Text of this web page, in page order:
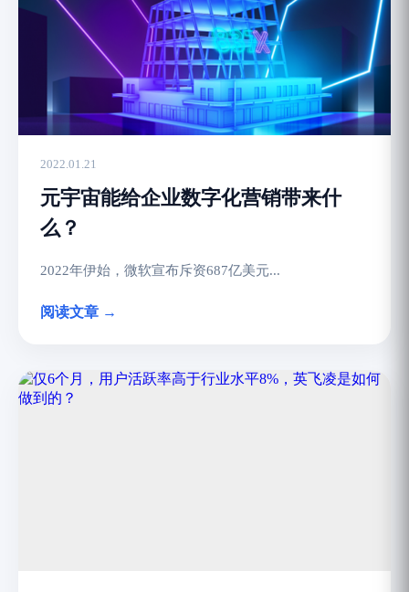
2022.01.21
元宇宙能给企业数字化营销带来什
么？
2022年伊始，微软宣布斥资687亿美元...
阅读文章 →